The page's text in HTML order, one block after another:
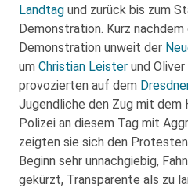
Landtag und zurück bis zum
Demonstration. Kurz
Demonstration unweit der
um Christian Leister und
provozierten auf dem
Jugendliche den Zug mit dem
Polizei an diesem Tag mit
zeigten sie sich den
Beginn sehr unnachgiebig,
gekürzt, Transparente als zu